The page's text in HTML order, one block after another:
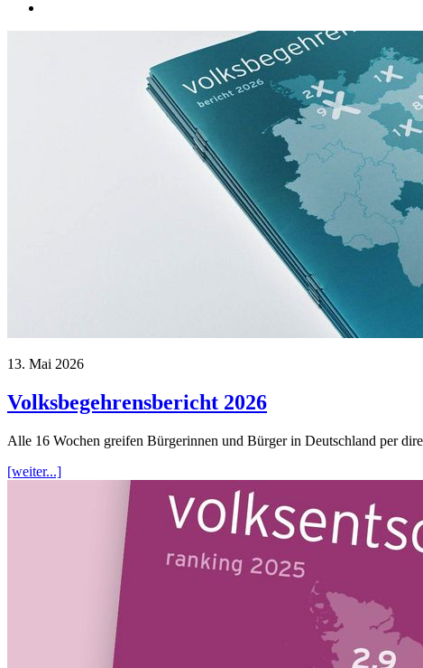
13. Mai 2026
Volksbegehrensbericht 2026
Alle 16 Wochen greifen Bürgerinnen und Bürger in Deutschland per
[weiter...]